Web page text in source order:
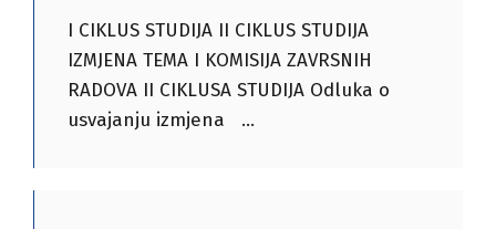
I CIKLUS STUDIJA II CIKLUS STUDIJA
IZMJENA TEMA I KOMISIJA ZAVRSNIH
RADOVA II CIKLUSA STUDIJA Odluka o
usvajanju izmjena